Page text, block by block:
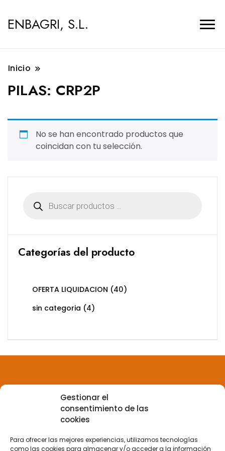
Gestionar el
consentimiento de las
cookies
Para ofrecer las mejores experiencias, utilizamos tecnologías
como las cookies para almacenar y/o acceder a la información
ENBAGRI, S.L.
Inicio
PILAS: CRP2P
No se han encontrado productos que
coincidan con tu selección.
productos
Categorías del producto
OFERTA LIQUIDACION (40)
sin categoria (4)
Política de privacidad